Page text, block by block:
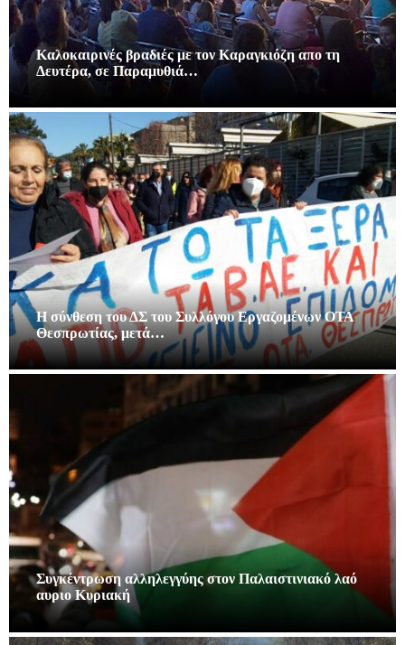
Καλοκαιρινές βραδιές με τον Καραγκιόζη απο τη
Δευτέρα, σε Παραμυθιά…
Η σύνθεση του ΔΣ του Συλλόγου Εργαζομένων ΟΤΑ
Θεσπρωτίας, μετά…
Συγκέντρωση αλληλεγγύης στον Παλαιστινιακό λαό
αυριο Κυριακή